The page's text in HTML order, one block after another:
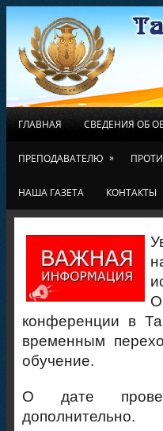
ГЛАВНАЯ СВЕДЕНИЯ ОБ
ПРЕПОДАВАТЕЛЮ »
НАША ГАЗЕТА КОНТАКТЫ
конференции в
временным
обучение.
О дате
дополнительно.